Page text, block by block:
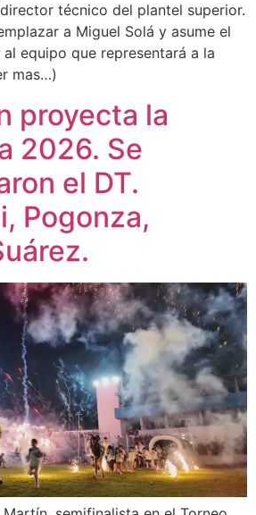
técnico del plantel superior.
a Miguel Solá y asume el
equipo que representará a la
mas…)
proyecta la
2026. Se
el DT.
Pogonza,